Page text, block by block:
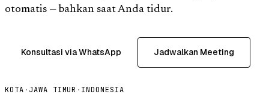
otomatis — bahkan saat Anda tidur.
Konsultasi via WhatsApp Jadwalkan Meeting
KOTA · JAWA TIMUR · INDONESIA